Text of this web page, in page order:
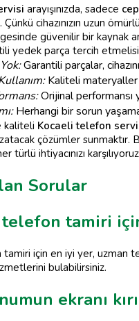
arayışınızda, sadece
cihazınızın uzun
güvenilir bir kaynak
yedek parça tercih
Garantili parçalar,
Kaliteli materyaller
Orijinal performansı
Herhangi bir sorun
kaliteli Kocaeli telefon
çözümler
türlü ihtiyacınızı
Sorular
tamiri
için en iyi yer, uzman
bulabilirsiniz.
ekranı